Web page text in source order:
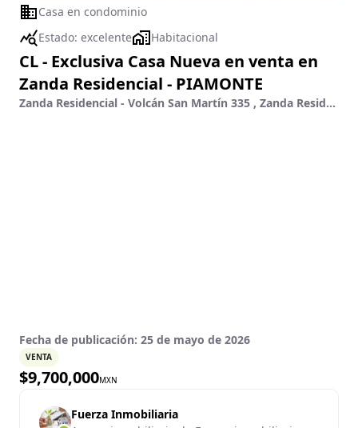
Casa en condominio
Estado: excelente Habitacional
CL - Exclusiva Casa Nueva en venta en
Zanda Residencial - PIAMONTE
Zanda Residencial - Volcán San Martín 335 , Zanda Residencial , León De Los Aldama, Guanajuato
Fecha de publicación: 25 de mayo de 2026
VENTA
$9,700,000MXN
Fuerza Inmobiliaria